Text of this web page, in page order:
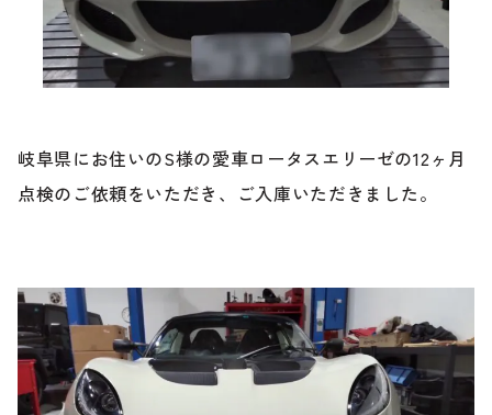
お問い合わせフォーム
ブランド紹介
ブログ
ケータハム岐阜
プライバシーポリシー
Contact Form
24時間受付対応の
その他のお問い合わせ
中古車探しのご依頼・レンタカーのご相談
岐阜県にお住いのS様の愛車ロータスエリーゼの12ヶ月
点検のご依頼をいただき、ご入庫いただきました。